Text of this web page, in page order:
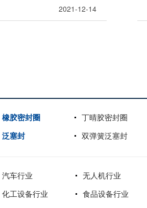
2021-12-14
橡胶密封圈 丁晴胶密封圈
泛塞封 双弹簧泛塞封
汽车行业 无人机行业
化工设备行业
食品设备行业